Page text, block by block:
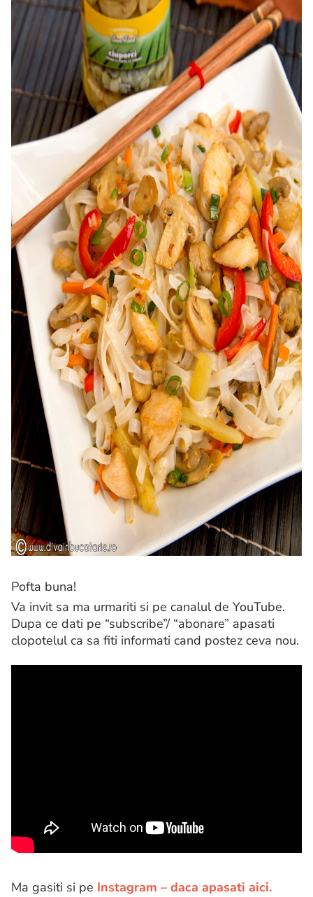
Pofta buna!
Va invit sa ma urmariti si pe canalul de YouTube.
Dupa ce dati pe “subscribe”/ “abonare” apasati
clopotelul ca sa fiti informati cand postez ceva nou.
Ma gasiti si pe Instagram – daca apasati aici.